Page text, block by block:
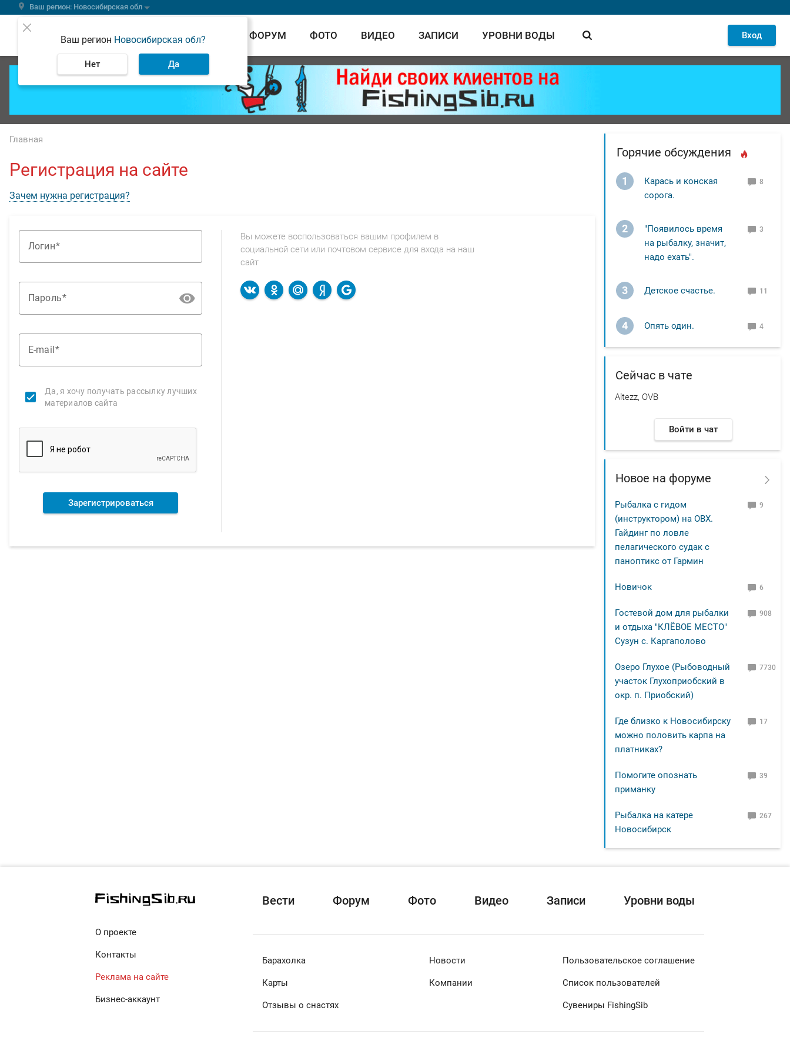
Ваш регион: Новосибирская обл
Ваш регион Новосибирская обл?
Нет Да
ВЕСТИ ФОРУМ ФОТО ВИДЕО ЗАПИСИ УРОВНИ ВОДЫ Вход
Главная
Регистрация на сайте
Зачем нужна регистрация?
Логин
Пароль
E-mail
Да, я хочу получать рассылку лучших
материалов сайта
Зарегистрироваться
Вы можете воспользоваться вашим профилем в
социальной сети или почтовом сервисе для входа на наш
сайт
Горячие обсуждения
1
Карась и конская
сорога.
8
2
"Появилось время
на рыбалку, значит,
надо ехать".
3
3 Детское счастье. 11
4 Опять один. 4
Сейчас в чате
Altezz, OVB
Войти в чат
Новое на форуме
Рыбалка с гидом
(инструктором) на ОВХ.
Гайдинг по ловле
пелагического судак с
паноптикс от Гармин
9
Новичок 6
Гостевой дом для рыбалки
и отдыха "КЛЁВОЕ МЕСТО"
Сузун с. Каргаполово
908
Озеро Глухое (Рыбоводный
участок Глухоприобский в
окр. п. Приобский)
7730
Где близко к Новосибирску
можно половить карпа на
платниках?
17
Помогите опознать
приманку
39
Рыбалка на катере
Новосибирск
267
О проекте
Контакты
Реклама на сайте
Бизнес-аккаунт
Вести Форум Фото Видео Записи Уровни воды
Барахолка
Карты
Отзывы о снастях
Новости
Компании
Пользовательское соглашение
Список пользователей
Сувениры FishingSib